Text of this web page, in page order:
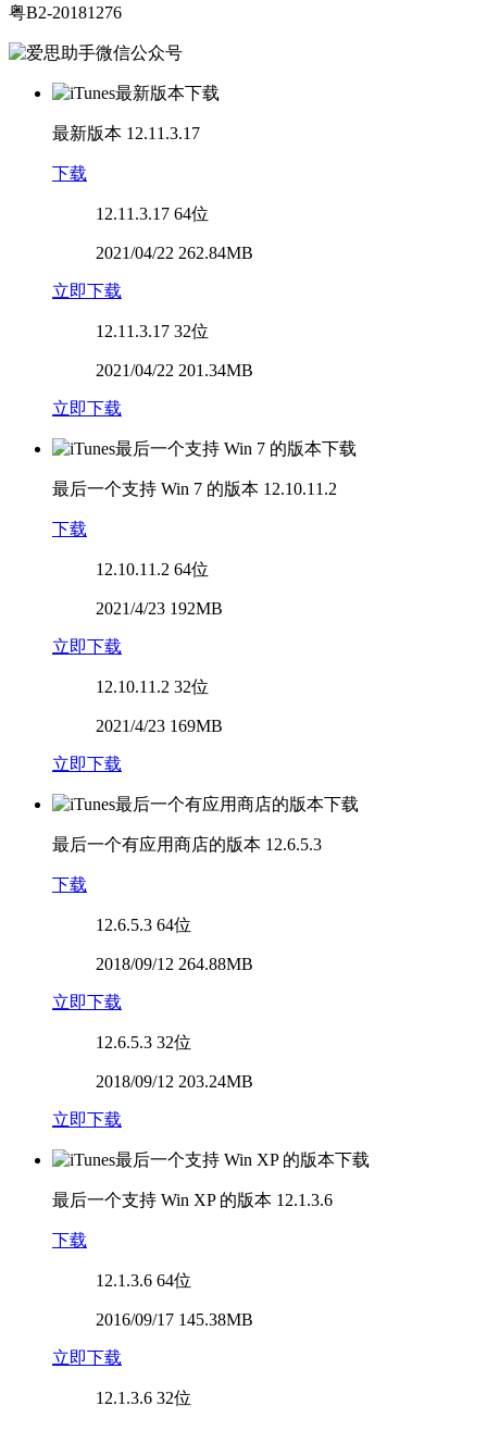
粤B2-20181276
最新版本 12.11.3.17
下载
12.11.3.17 64位
2021/04/22 262.84MB
立即下载
12.11.3.17 32位
2021/04/22 201.34MB
立即下载
最后一个支持 Win 7 的版本 12.10.11.2
下载
12.10.11.2 64位
2021/4/23 192MB
立即下载
12.10.11.2 32位
2021/4/23 169MB
立即下载
最后一个有应用商店的版本 12.6.5.3
下载
12.6.5.3 64位
2018/09/12 264.88MB
立即下载
12.6.5.3 32位
2018/09/12 203.24MB
立即下载
最后一个支持 Win XP 的版本 12.1.3.6
下载
12.1.3.6 64位
2016/09/17 145.38MB
立即下载
12.1.3.6 32位